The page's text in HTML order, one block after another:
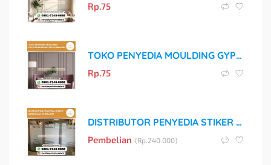
Rp.75
TOKO PENYEDIA MOULDING GYPSUM BERKUALITAS DI MALANG
Rp.75
DISTRIBUTOR PENYEDIA STIKER SANDBLAST DI MALANG
Pembelian (Rp.240.000)